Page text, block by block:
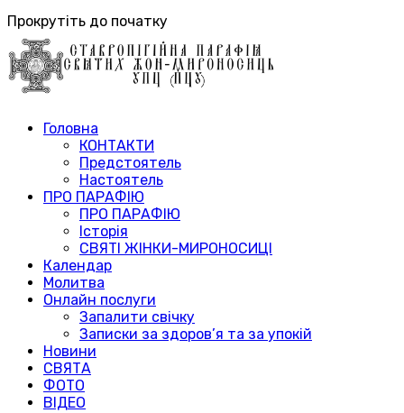
Прокрутіть до початку
Головна
КОНТАКТИ
Предстоятель
Настоятель
ПРО ПАРАФІЮ
ПРО ПАРАФІЮ
Історія
СВЯТІ ЖІНКИ-МИРОНОСИЦІ
Календар
Молитва
Онлайн послуги
Запалити свічку
Записки за здоров’я та за упокій
Новини
СВЯТА
ФОТО
ВІДЕО